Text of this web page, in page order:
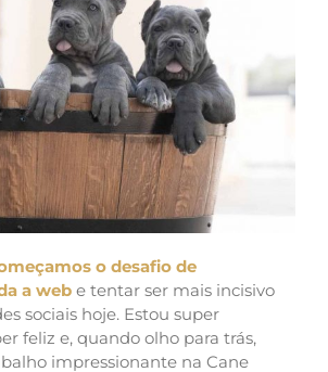
o desafio de
a web e tentar ser mais incisivo
sociais hoje. Estou super
feliz e, quando olho para trás,
impressionante na Cane